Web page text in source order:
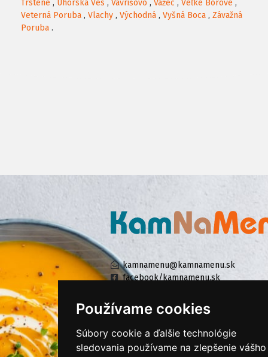
Používame cookies
Súbory cookie a ďalšie technológie
sledovania používame na zlepšenie vášho
Trstené , Uhorská Ves , Vavrišovo , Važec , Veľké Borové ,
Veterná Poruba , Vlachy , Východná , Vyšná Boca , Závažná
Poruba .
kamnamenu@kamnamenu.sk
facebook/kamnamenu.sk
KONTAKTUJTE NÁS